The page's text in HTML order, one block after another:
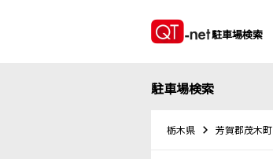
駐車場検索
駐車場検索
栃木県 芳賀郡茂木町